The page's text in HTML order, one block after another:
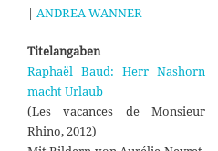
| ANDREA WANNER
Titelangaben
Raphaël Baud: Herr Nashorn
macht Urlaub
(Les vacances de Monsieur
Rhino, 2012)